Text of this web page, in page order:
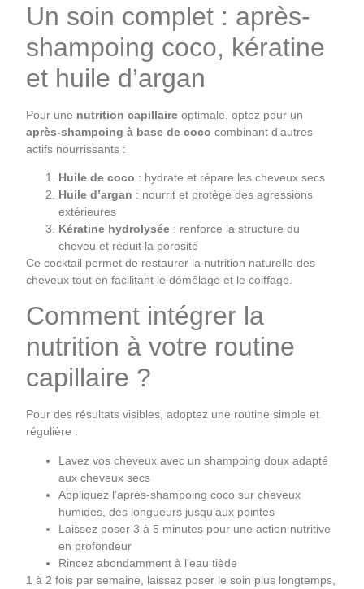
Un soin complet : après-
shampoing coco, kératine
et huile d’argan
Pour une nutrition capillaire optimale, optez pour un
après-shampoing à base de coco combinant d’autres
actifs nourrissants :
Huile de coco : hydrate et répare les cheveux secs
Huile d’argan : nourrit et protège des agressions
extérieures
Kératine hydrolysée : renforce la structure du
cheveu et réduit la porosité
Ce cocktail permet de restaurer la nutrition naturelle des
cheveux tout en facilitant le démêlage et le coiffage.
Comment intégrer la
nutrition à votre routine
capillaire ?
Pour des résultats visibles, adoptez une routine simple et
régulière :
Lavez vos cheveux avec un shampoing doux adapté
aux cheveux secs
Appliquez l’après-shampoing coco sur cheveux
humides, des longueurs jusqu’aux pointes
Laissez poser 3 à 5 minutes pour une action nutritive
en profondeur
Rincez abondamment à l’eau tiède
1 à 2 fois par semaine, laissez poser le soin plus longtemps,